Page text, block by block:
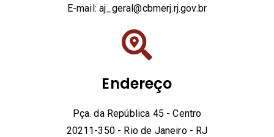
E-mail: aj_geral@cbmerj.rj.gov.br
Endereço
Pça. da República 45 - Centro
20211-350 - Rio de Janeiro - RJ